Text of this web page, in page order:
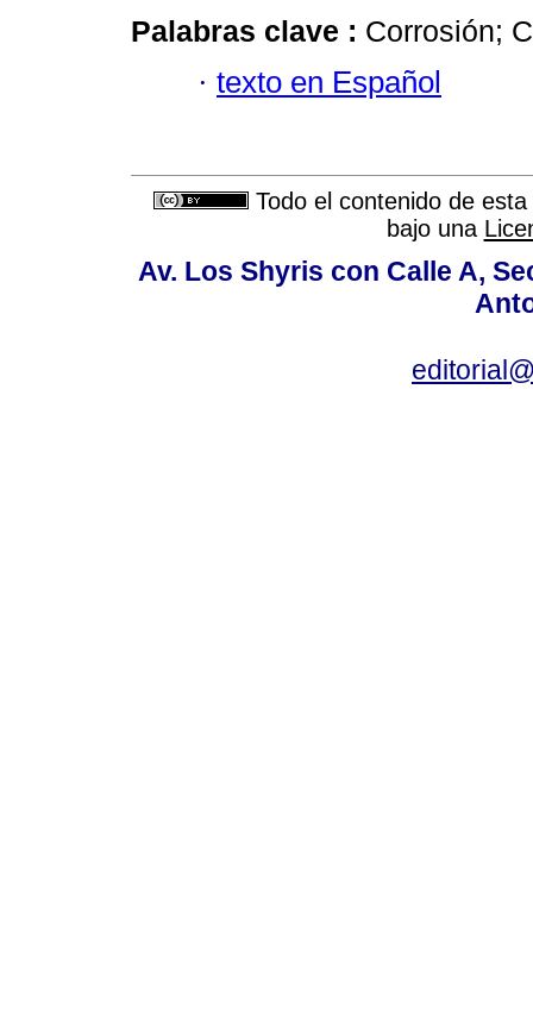
Palabras clave : Corrosión;
· texto en Español
Todo el contenido de
bajo una
Av. Los Shyris con Calle A,